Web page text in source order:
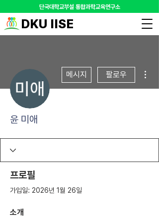
​단국대학교부설 통합과학교육연구소
DKU IISE
메시지 팔로우
윤 미애
프로필
가입일: 2026년 1월 26일
소개